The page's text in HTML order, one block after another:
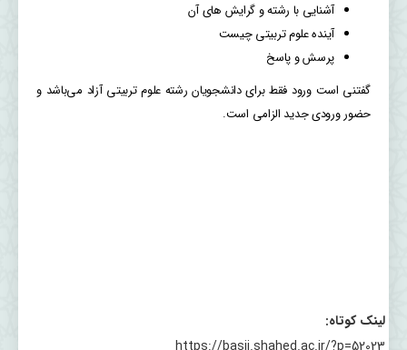
آشنایی با رشته و گرایش های آن
آینده علوم تربیتی چیست
پرسش و پاسخ
گفتنی است ورود فقط برای دانشجویان رشته علوم تربیتی آزاد می‌باشد و
حضور ورودی جدید الزامی است.
لینک کوتاه: